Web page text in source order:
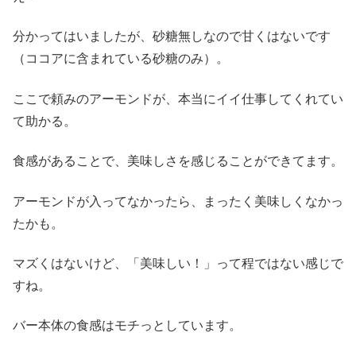
分かってはいましたが、砂糖無しなので甘くはないです
（ココアに含まれている砂糖のみ）。
ここで頼みのアーモンドが、本当にイイ仕事してくれてい
て助かる。
食感があることで、美味しさを感じることができてます。
アーモンドが入ってなかったら、まったく美味しくなかっ
たかも。
マズくはないけど、「美味しい！」って程ではない感じで
すね。
バー本体の食感はモチっとしています。